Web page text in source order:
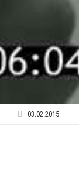
03.02.2015